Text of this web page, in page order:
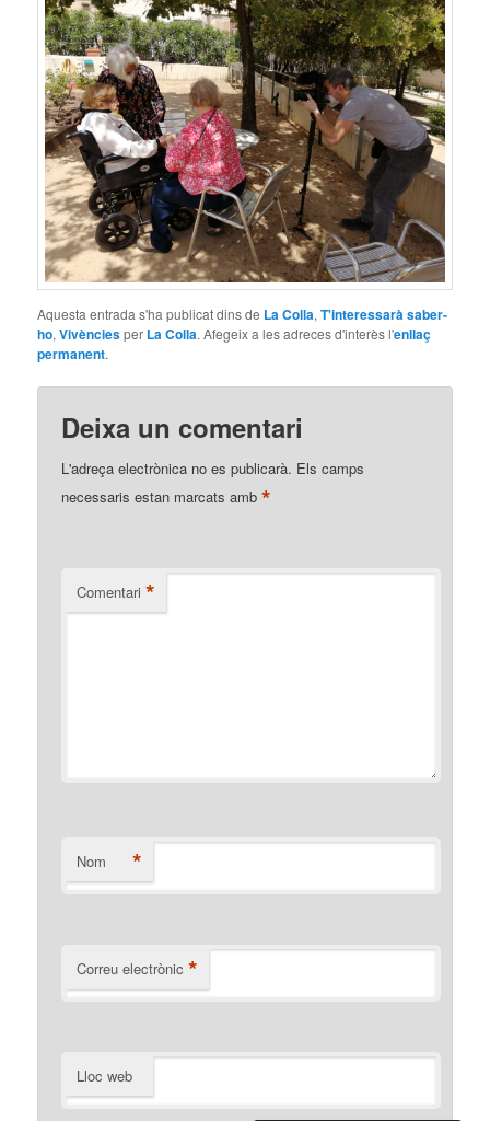
Aquesta entrada s'ha publicat dins de La Colla,T'interessarà saber-
ho,Vivènciesper La Colla. Afegeix a les adreces d'interès l'enllaç
permanent.
Deixa un comentari
L'adreça electrònica no es publicarà. Els camps
necessaris estan marcats amb*
Comentari *
Nom *
Correu electrònic *
Lloc web